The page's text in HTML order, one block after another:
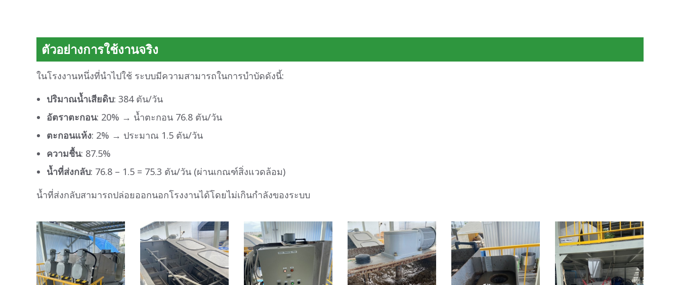
ตัวอย่างการใช้งานจริง
ในโรงงานหนึ่งที่นำไปใช้ ระบบมีความสามารถในการบำบัดดังนี้:
ปริมาณน้ำเสียดิบ: 384 ตัน/วัน
อัตราตะกอน: 20% → น้ำตะกอน 76.8 ตัน/วัน
ตะกอนแห้ง: 2% → ประมาณ 1.5 ตัน/วัน
ความชื้น: 87.5%
น้ำที่ส่งกลับ: 76.8 – 1.5 = 75.3 ตัน/วัน (ผ่านเกณฑ์สิ่งแวดล้อม)
น้ำที่ส่งกลับสามารถปล่อยออกนอกโรงงานได้โดยไม่เกินกำลังของระบบ